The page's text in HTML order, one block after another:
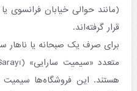
(مانند حوالی خیابان فرانسوی
قرار گرفته‌اند.
برای صرف یک صبحانه یا ناهار
هستند. این فروشگاه‌ها